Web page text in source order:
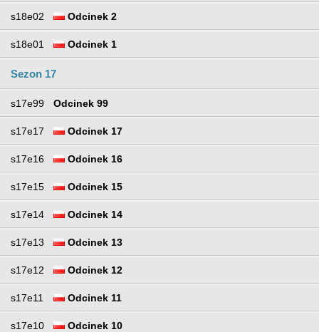
s18e02 Odcinek 2
s18e01 Odcinek 1
Sezon 17
s17e99 Odcinek 99
s17e17 Odcinek 17
s17e16 Odcinek 16
s17e15 Odcinek 15
s17e14 Odcinek 14
s17e13 Odcinek 13
s17e12 Odcinek 12
s17e11 Odcinek 11
s17e10 Odcinek 10